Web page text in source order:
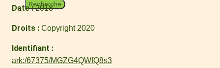
Recherche
Date 2018
Droits Copyright 2020
Identifiant
ark:/67375/MGZG4QWfQ8s3